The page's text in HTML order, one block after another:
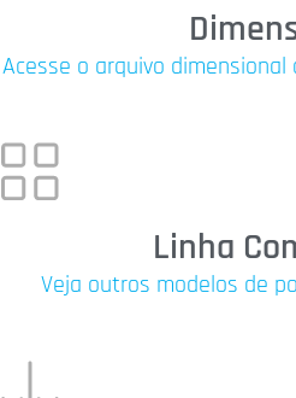
Acesse o arquivo
Linha
Veja outros modelos de